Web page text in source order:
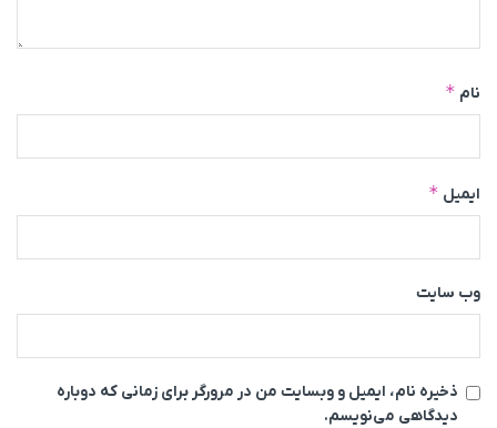
نام *
ایمیل *
وب‌ سایت
ذخیره نام، ایمیل و وبسایت من در مرورگر برای زمانی که دوباره
دیدگاهی می‌نویسم.